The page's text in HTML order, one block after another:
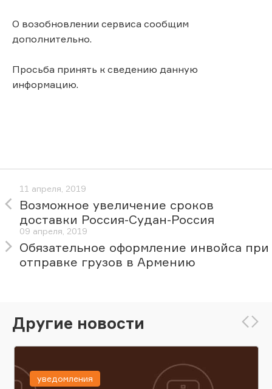
О возобновлении сервиса сообщим
дополнительно.
Просьба принять к сведению данную
информацию.
11 апреля, 2019
Возможное увеличение сроков
доставки Россия-Судан-Россия
09 апреля, 2019
Обязательное оформление инвойса при
отправке грузов в Армению
Другие новости
уведомления